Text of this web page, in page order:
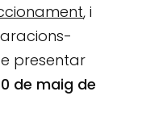
, i
presentar
de maig de